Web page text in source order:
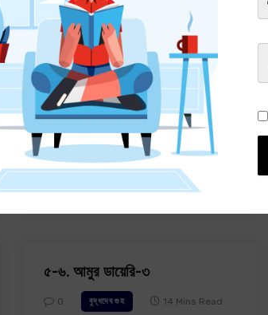
৪-৮. রাত প্রায় ভোর
0 বুদ্ধদেব গুহ 27 Mins Read
০৫. রাত বোধ হয় প্রায় ভোর হয়ে এল। নদীর দিক থেকে
কী একটা পাখি ডাকছে থেকে থেকে। শেয়াল ডাকল
৫-৬. আমুর ডায়েরি-৩
0 বুদ্ধদেব গুহ 14 Mins Read